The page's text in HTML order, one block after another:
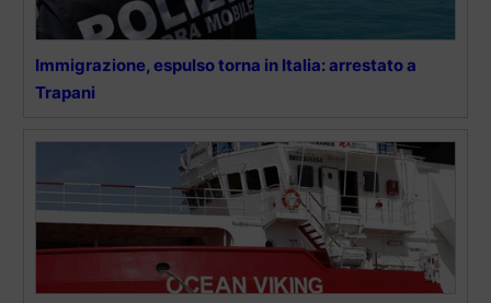
Immigrazione, espulso torna in Italia: arrestato a
Trapani